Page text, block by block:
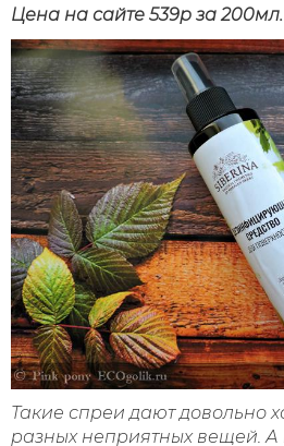
Цена на сайте 539р за 200мл.
Такие спреи дают довольно
разных неприятных вещей. А